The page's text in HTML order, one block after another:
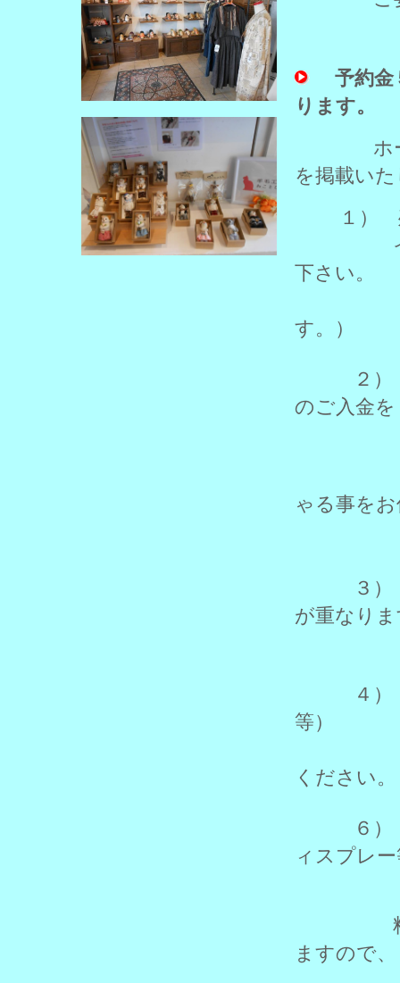
予約金
ります。
ホーム
を掲載い
１）
イベン
下さい。
す。）
２） 残
のご入金を
ゃる事を
３） レ
が重なり
４） 販
等）
ください。
６） 搬
ィスプレ
料金等
ますので、